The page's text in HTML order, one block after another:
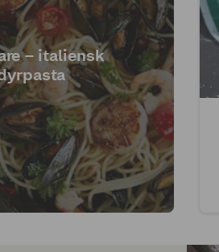
– italiensk